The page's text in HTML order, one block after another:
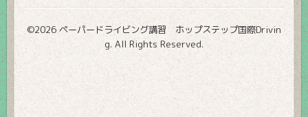
©2026 ペーパードライビング講習 ホップステップ国際Drivin
g. All Rights Reserved.